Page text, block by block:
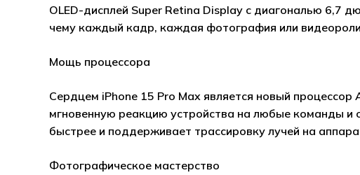
OLED-дисплей Super Retina Display с диагональю 6,7
чему каждый кадр, каждая фотография или
Мощь процессора
Сердцем iPhone 15 Pro Max является новый
мгновенную реакцию устройства на любые команды и
быстрее и поддерживает трассировку лучей на
Фотографическое мастерство